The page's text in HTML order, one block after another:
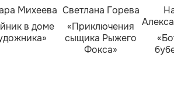
Михеева
в доме
Светлана Горева
«Приключения
сыщика Рыжего
Фокса»